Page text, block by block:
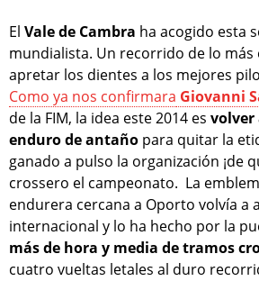
El Vale de Cambra ha acogido esta
mundialista. Un recorrido de lo
apretar los dientes a los mejores
Como ya nos confirmara Giovanni
de la FIM, la idea este 2014 es volver
enduro de antaño para quitar la
ganado a pulso la organización ¡de
crossero el campeonato. La
endurera cercana a Oporto volvía a
internacional y lo ha hecho por la
más de hora y media de tramos
cuatro vueltas letales al duro